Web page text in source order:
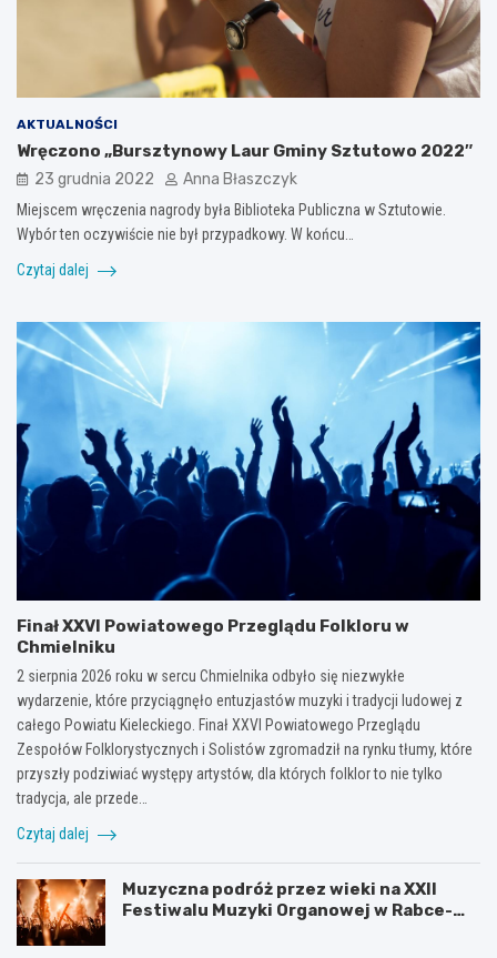
AKTUALNOŚCI
Wręczono „Bursztynowy Laur Gminy Sztutowo 2022″
23 grudnia 2022 Anna Błaszczyk
Miejscem wręczenia nagrody była Biblioteka Publiczna w Sztutowie.
Wybór ten oczywiście nie był przypadkowy. W końcu…
Czytaj dalej
Finał XXVI Powiatowego Przeglądu Folkloru w
Chmielniku
2 sierpnia 2026 roku w sercu Chmielnika odbyło się niezwykłe
wydarzenie, które przyciągnęło entuzjastów muzyki i tradycji ludowej z
całego Powiatu Kieleckiego. Finał XXVI Powiatowego Przeglądu
Zespołów Folklorystycznych i Solistów zgromadził na rynku tłumy, które
przyszły podziwiać występy artystów, dla których folklor to nie tylko
tradycja, ale przede…
Czytaj dalej
Muzyczna podróż przez wieki na XXII
Festiwalu Muzyki Organowej w Rabce-